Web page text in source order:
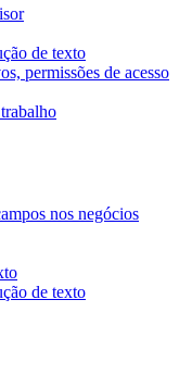
de texto
permissões de acesso
nos negócios
de texto